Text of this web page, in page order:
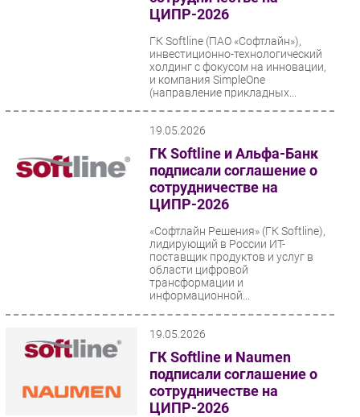
ЦИПР-2026
ГК Softline (ПАО «Софтлайн»),
инвестиционно-технологический
холдинг с фокусом на инновации,
и компания SimpleOne
(направление прикладных...
19.05.2026
ГК Softline и Альфа-Банк
подписали соглашение о
сотрудничестве на
ЦИПР-2026
«Софтлайн Решения» (ГК Softline),
лидирующий в России ИТ-
поставщик продуктов и услуг в
области цифровой
трансформации и
информационной...
19.05.2026
ГК Softline и Naumen
подписали соглашение о
сотрудничестве на
ЦИПР-2026